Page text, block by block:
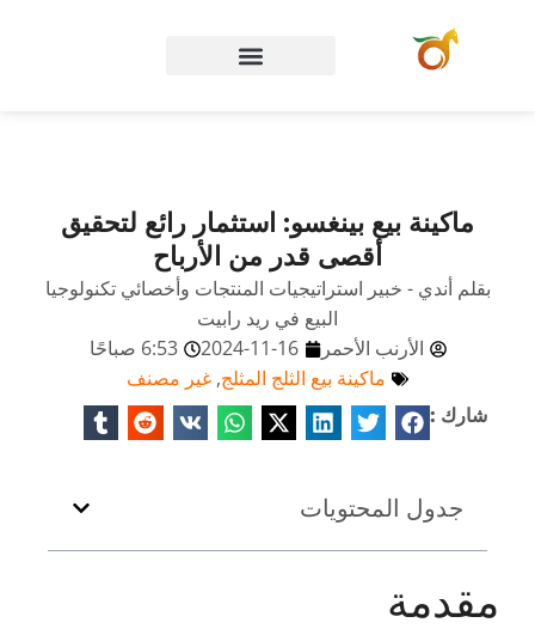
ماكينة بيع بينغسو: استثمار رائع لتحقيق
أقصى قدر من الأرباح
بقلم أندي - خبير استراتيجيات المنتجات وأخصائي تكنولوجيا
البيع في ريد رابيت
الأرنب الأحمر
2024-11-16
6:53 صباحًا
ماكينة بيع الثلج المثلج, غير مصنف
شارك :
جدول المحتويات
مقدمة